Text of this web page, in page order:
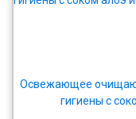
Освежающее
гигиены с